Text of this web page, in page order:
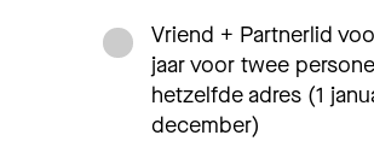
Vriend + Partnerlid
jaar voor twee
hetzelfde adres (1
december)